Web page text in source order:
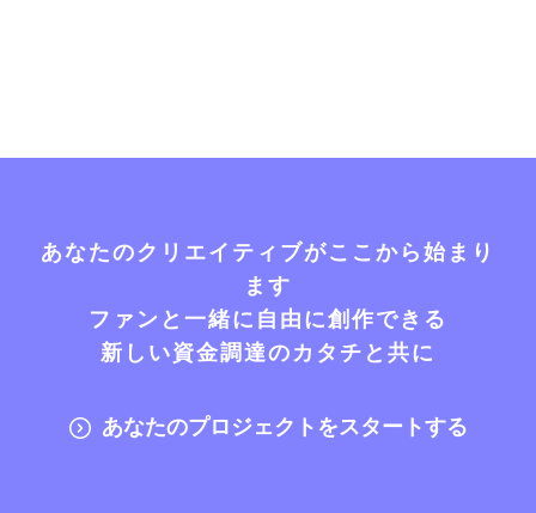
あなたのクリエイティブがここから始まり
ます
ファンと一緒に自由に創作できる
新しい資金調達のカタチと共に
あなたのプロジェクトをスタートする